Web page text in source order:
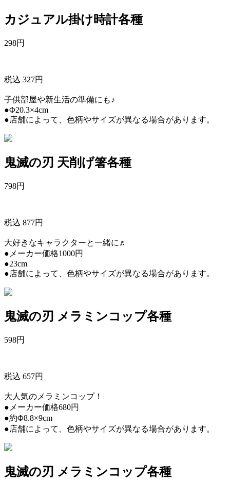
カジュアル掛け時計各種
298円
税込 327円
子供部屋や新生活の準備にも♪
●Φ20.3×4cm
●店舗によって、色柄やサイズが異なる場合があります。
鬼滅の刃 天削げ箸各種
798円
税込 877円
大好きなキャラクターと一緒に♬
●メーカー価格1000円
●23cm
●店舗によって、色柄やサイズが異なる場合があります。
鬼滅の刃 メラミンコップ各種
598円
税込 657円
大人気のメラミンコップ！
●メーカー価格680円
●約Φ8.8×9cm
●店舗によって、色柄やサイズが異なる場合があります。
鬼滅の刃 メラミンコップ各種